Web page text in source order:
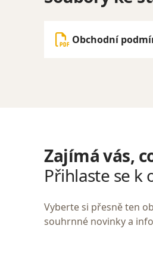
Obchodní
Zajímá vás,
Přihlaste se k
Vyberte si přesně ten
souhrnné novinky a